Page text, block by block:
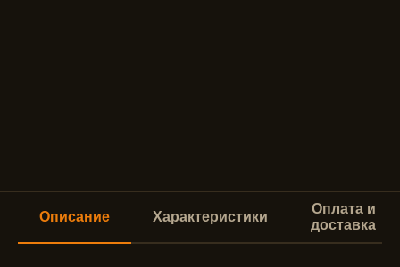
Описание Характеристики
Оплата и
доставка